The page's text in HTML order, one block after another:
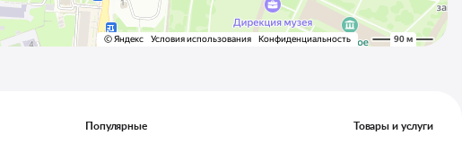
Популярные Товары и услуги